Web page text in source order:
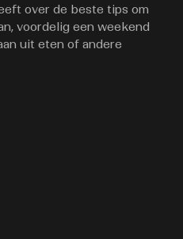
over de beste tips om
voordelig een weekend
uit eten of andere